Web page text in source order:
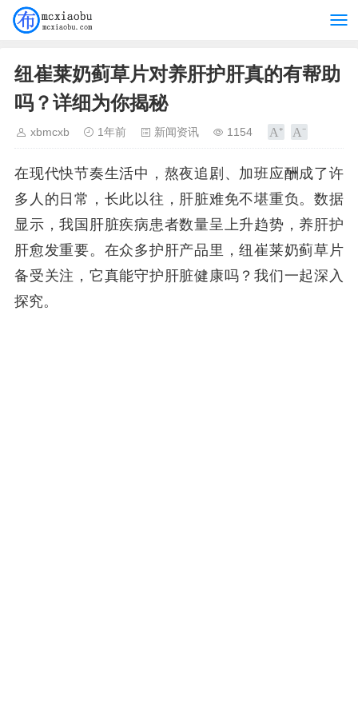
纽崔莱奶蓟草片对养肝护肝真的有帮助
吗？详细为你揭秘
xbmcxb 1年前 新闻资讯 1154
在现代快节奏生活中，熬夜追剧、加班应酬成了许
多人的日常，长此以往，肝脏难免不堪重负。数据
显示，我国肝脏疾病患者数量呈上升趋势，养肝护
肝愈发重要。在众多护肝产品里，纽崔莱奶蓟草片
备受关注，它真能守护肝脏健康吗？我们一起深入
探究。